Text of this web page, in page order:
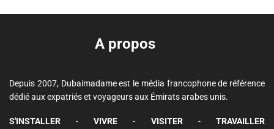
A propos
Depuis 2007, Dubaimadame est le média francophone de référence
dédié aux expatriés et voyageurs aux Émirats arabes unis.
S'INSTALLER - VIVRE - VISITER - TRAVAILLER